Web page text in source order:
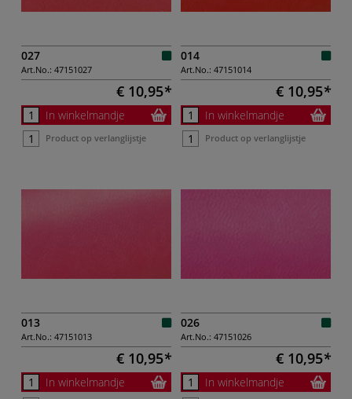
027
Art.No.: 47151027
€ 10,95
In winkelmandje
Product op verlanglijstje
014
Art.No.: 47151014
€ 10,95
In winkelmandje
Product op verlanglijstje
013
Art.No.: 47151013
€ 10,95
In winkelmandje
026
Art.No.: 47151026
€ 10,95
In winkelmandje